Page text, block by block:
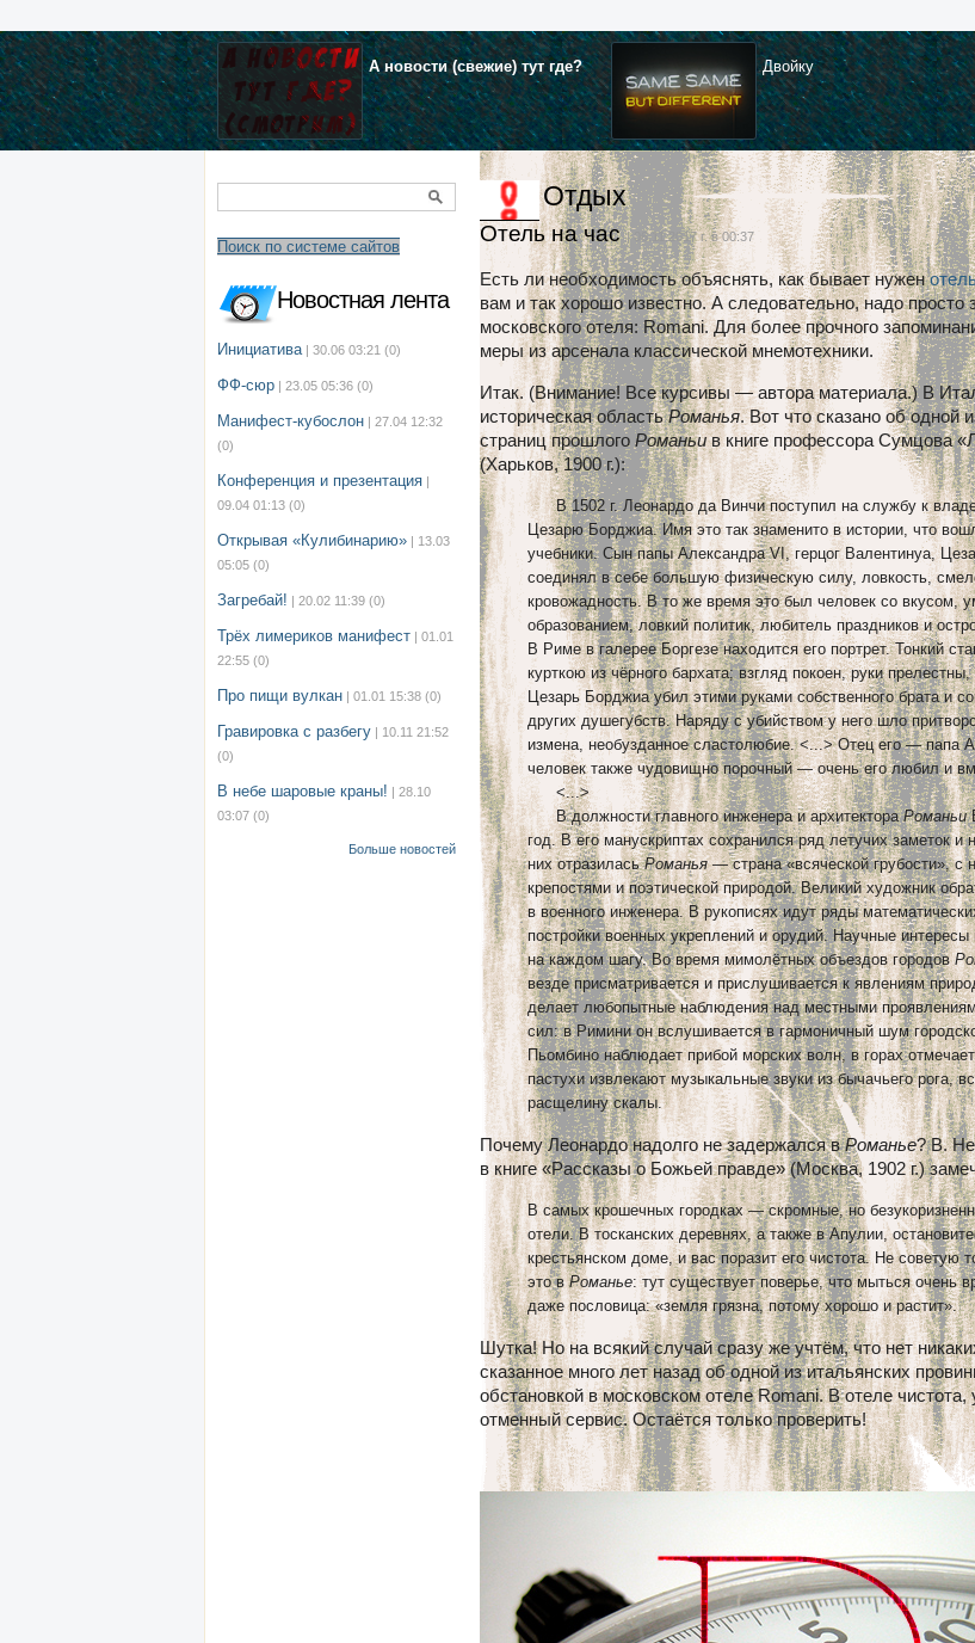
А новости (свежие) тут где? Двойку
Поиск по системе сайтов
Новостная лента
Инициатива | 30.06 03:21 (0)
ФФ-сюр | 23.05 05:36 (0)
Манифест-кубослон | 27.04 12:32
(0)
Конференция и презентация |
09.04 01:13 (0)
Открывая «Кулибинарию» | 13.03
05:05 (0)
Загребай! | 20.02 11:39 (0)
Трёх лимериков манифест | 01.01
22:55 (0)
Про пищи вулкан | 01.01 15:38 (0)
Гравировка с разбегу | 10.11 21:52
(0)
В небе шаровые краны! | 28.10
03:07 (0)
Больше новостей
Отдых
Отель на час| 06.11.2017 г. в 00:37
Есть ли необходимость объяснять, как бывает нужен
вам и так хорошо известно. А следовательно, надо просто
московского отеля: Romani. Для более прочного
меры из арсенала классической мнемотехники.
Итак. (Внимание! Все курсивы — автора материала.) В
историческая областьРоманья. Вот что сказано об одной
страниц прошлого Романьив книге профессора Сумцова
(Харьков, 1900 г.):
В 1502 г. Леонардо да Винчи поступил на службу к
Цезарю Борджиа. Имя это так знаменито в истории, что
учебники. Сын папы Александра VI, герцог Валентинуа,
соединял в себе большую физическую силу, ловкость,
кровожадность. В то же время это был человек со вкусом,
образованием, ловкий политик, любитель праздников и
В Риме в галерее Боргезе находится его портрет. Тонкий
курткою из чёрного бархата; взгляд покоен, руки
Цезарь Борджиа убил этими руками собственного брата и
других душегубств. Наряду с убийством у него шло
измена, необузданное сластолюбие. <...> Отец его — папа
человек также чудовищно порочный — очень его любил и
<...>
В должности главного инженера и архитектораРоманьи
год. В его манускриптах сохранился ряд летучих заметок и
них отразиласьРоманья— страна «всяческой грубости», с
крепостями и поэтической природой. Великий художник
в военного инженера. В рукописях идут ряды
постройки военных укреплений и орудий. Научные интересы
на каждом шагу. Во время мимолётных объездов городов
везде присматривается и прислушивается к явлениям
делает любопытные наблюдения над местными
сил: в Римини он вслушивается в гармоничный шум
Пьомбино наблюдает прибой морских волн, в горах
пастухи извлекают музыкальные звуки из бычачьего рога,
расщелину скалы.
Почему Леонардо надолго не задержался вРоманье? В.
в книге «Рассказы о Божьей правде» (Москва, 1902 г.)
В самых крошечных городках — скромные, но
отели. В тосканских деревнях, а также в Апулии,
крестьянском доме, и вас поразит его чистота. Не советую
это вРоманье: тут существует поверье, что мыться очень
даже пословица: «земля грязна, потому хорошо и растит».
Шутка! Но на всякий случай сразу же учтём, что нет
сказанное много лет назад об одной из итальянских
обстановкой в московском отеле Romani. В отеле чистота,
отменный сервис. Остаётся только проверить!